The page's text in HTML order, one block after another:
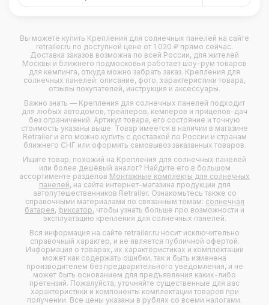
Вы можете купить Крепления для солнечных панелей на сайте
retrailer.ru по доступной цене от 1 020 ₽ прямо сейчас.
Доставка заказов возможна по всей России, для жителей
Москвы и ближнего подмосковья работает шоу-рум товаров
для кемпинга, откуда можно забрать заказ. Крепления для
солнечных панелей: описание, фото, характеристики товара,
отзывы покупателей, инструкция и аксессуары.
Важно знать — Крепления для солнечных панелей подходит
для любых автодомов, трейлеров, кемперов и прицепов-дач
без ограничений. Артикул товара, его состояние и точную
стоимость указаны выше. Товар имеется в наличии в магазине
Retrailer и его можно купить с доставкой по России и странам
ближнего СНГ или оформить самовывоз заказанных товаров.
Ищите товар, похожий на Крепления для солнечных панелей
или более дешёвый аналог? Найдите его в большом
ассортименте разделов Монтажные комплекты для солнечных
панелей, на сайте интернет-магазина продукции для
автопутешественников Retrailer. Ознакомьтесь также со
справочными материалами по связанным темам: солнечная
батарея, фиксатор, чтобы узнать больше про возможности и
эксплуатацию крепления для солнечных панелей.
Вся информация на сайте retrailer.ru носит исключительно
справочный характер, и не является публичной офертой.
Информация о товарах, их характеристиках и комплектации
может как содержать ошибки, так и быть изменена
производителем без предварительного уведомления, и не
может быть основанием для предъявления каких-либо
претензий. Пожалуйста, уточняйте существенные для вас
характеристики и компоненты комплектации товаров при
получении. Все цены указаны в рублях со всеми налогами.